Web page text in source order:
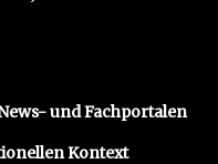
und Fachportalen
Kontext